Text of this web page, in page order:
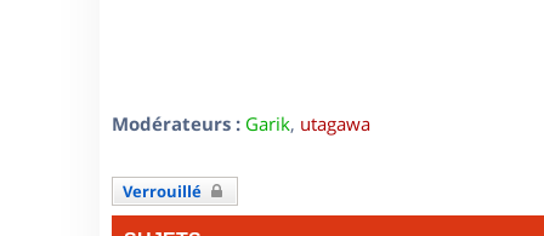
Modérateurs : Garik, utagawa
Verrouillé